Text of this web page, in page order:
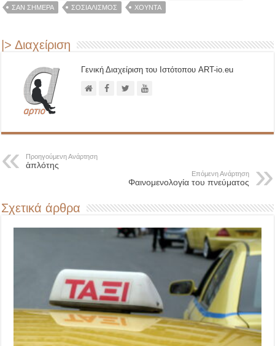
ΣΑΝ ΣΉΜΕΡΑ
ΣΟΣΙΑΛΙΣΜΌΣ ΧΟΎΝΤΑ
|> Διαχείριση
Γενική Διαχείριση του Ιστότοπου ART-io.eu
Προηγούμενη Ανάρτηση
ἁπλότης
Επόμενη Ανάρτηση
Φαινομενολογία του πνεύματος
Σχετικά άρθρα